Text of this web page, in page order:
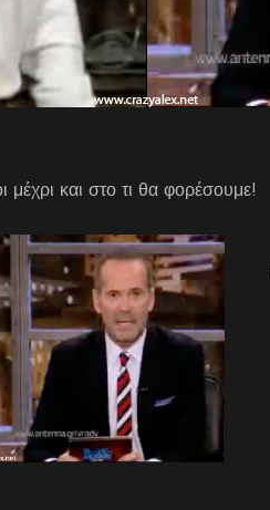
και στο τι θα φορέσουμε!